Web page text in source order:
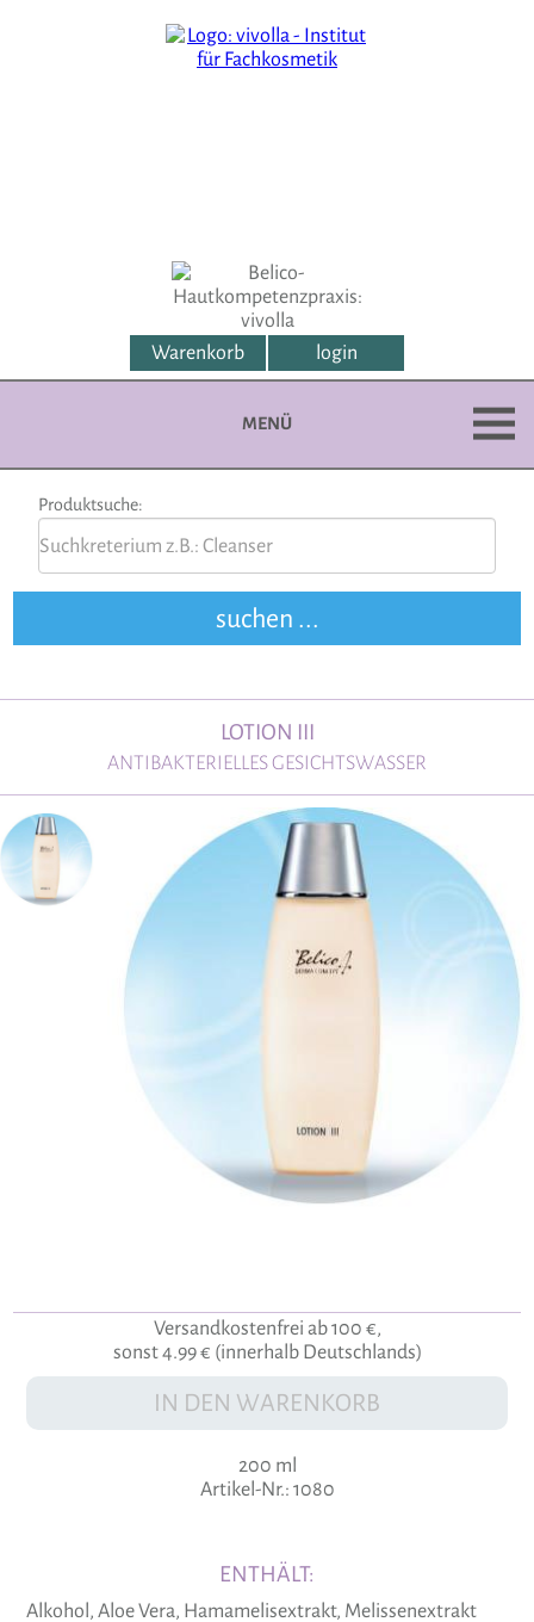
Warenkorb login
MENÜ
Produktsuche:
LOTION III
ANTIBAKTERIELLES GESICHTSWASSER
Versandkostenfrei ab 100 €,
sonst 4.99 € (innerhalb Deutschlands)
IN DEN WARENKORB
200 ml
Artikel-Nr.: 1080
ENTHÄLT:
Alkohol, Aloe Vera, Hamamelisextrakt, Melissenextrakt